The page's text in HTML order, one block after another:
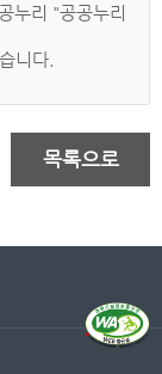
누리 "공공누리
니다.
목록으로